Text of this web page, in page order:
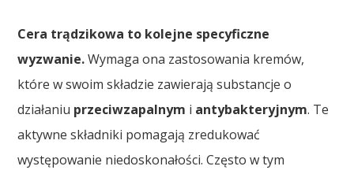
Cera trądzikowa to kolejne specyficzne
wyzwanie.Wymaga ona zastosowania kremów,
które w swoim składzie zawierają substancje o
działaniu przeciwzapalnym i antybakteryjnym. Te
aktywne składniki pomagają zredukować
występowanie niedoskonałości. Często w tym